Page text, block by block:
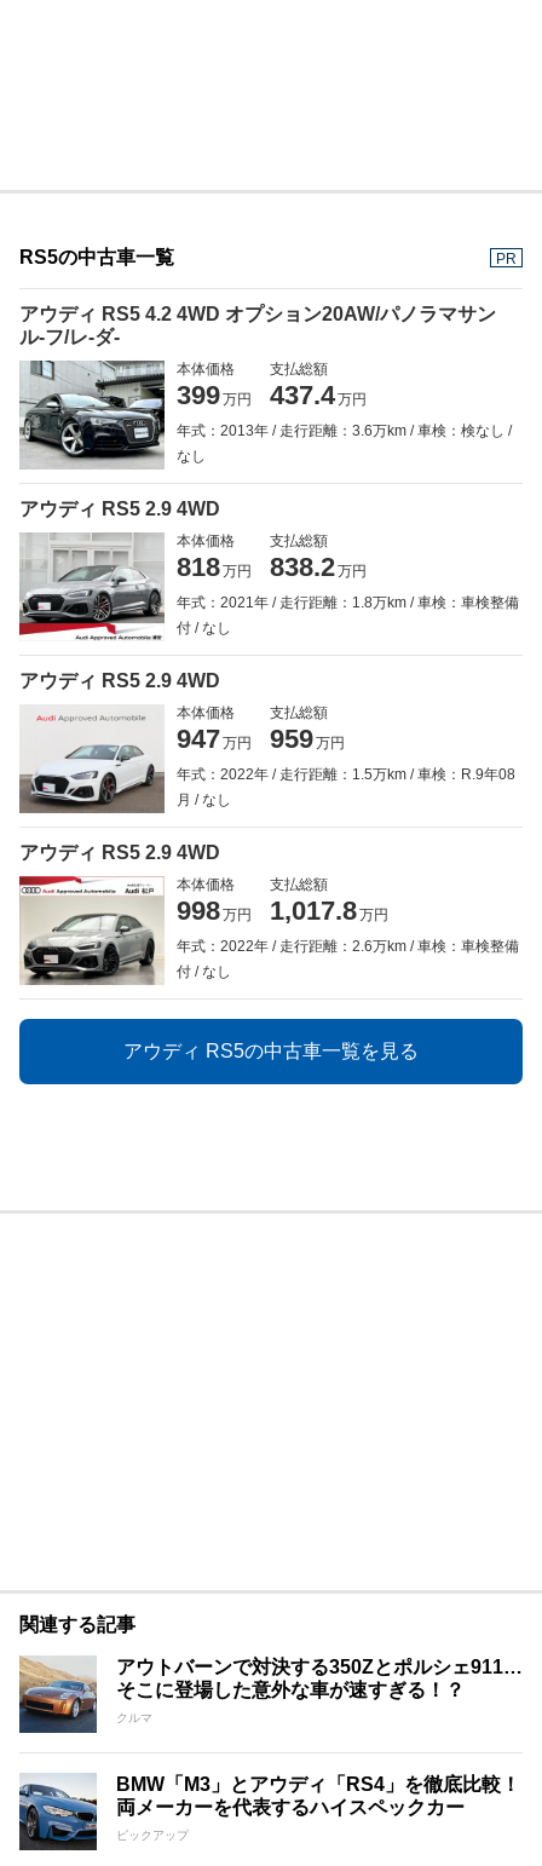
RS5の中古車一覧 PR
アウディ RS5 4.2 4WD オプション20AW/パノラマサン
ル-フ/レ-ダ-
本体価格
399万円
支払総額
437.4万円
年式：2013年
走行距離：3.6万km
車検：検なし
なし
アウディ RS5 2.9 4WD
本体価格
818万円
支払総額
838.2万円
年式：2021年
走行距離：1.8万km
車検：車検整備
付
なし
アウディ RS5 2.9 4WD
本体価格
947万円
支払総額
959万円
年式：2022年
走行距離：1.5万km
車検：R.9年08
月
なし
アウディ RS5 2.9 4WD
本体価格
998万円
支払総額
1,017.8万円
年式：2022年
走行距離：2.6万km
車検：車検整備
付
なし
アウディ RS5の中古車一覧を見る
関連する記事
アウトバーンで対決する350Zとポルシェ911…
そこに登場した意外な車が速すぎる！？
クルマ
BMW「M3」とアウディ「RS4」を徹底比較！
両メーカーを代表するハイスペックカー
ピックアップ